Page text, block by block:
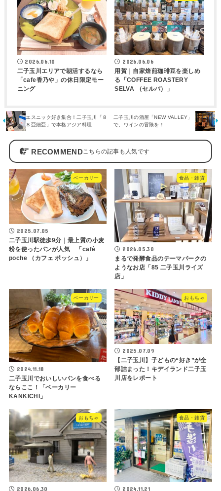
2026.06.10
二子玉川エリアで朝活するなら
「cafe香乃や」の休日限定モー
ニング
2026.06.06
用賀｜自家焙煎珈琲豆を楽しめ
る「COFFEE ROASTERY
SELVA （セルバ）」
エスニック好き集合！二子玉川「８
８亞細亞」で本格アジア料理
二子玉川の酒屋「NEW VALLEY」
で、ワインの冒険を！
RECOMMEND
ベーカリー
2025.07.05
二子玉川駅徒歩9分｜最上質の小麦
粉を使ったパンが人気 「café
poche （カフェ ポッシュ）」
食品・雑貨
2026.05.30
まるで発酵食品のテーマパークの
ようなお店「85 二子玉川ライズ
店」
ベーカリー
2024.11.18
二子玉川でおいしいパンを食べる
ならここ！「ベーカリー
KANKICHI」
おもちゃ
2025.07.09
【二子玉川】子どもの“好き”が全
部詰まった！キデイランド二子玉
川店をレポート
おもちゃ
2026.06.30
食品・雑貨
2024.11.21